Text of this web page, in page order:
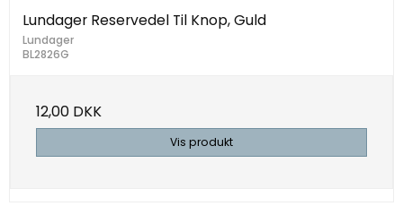
Lundager Reservedel Til Knop, Guld
Lundager
BL2826G
12,00 DKK
Vis produkt